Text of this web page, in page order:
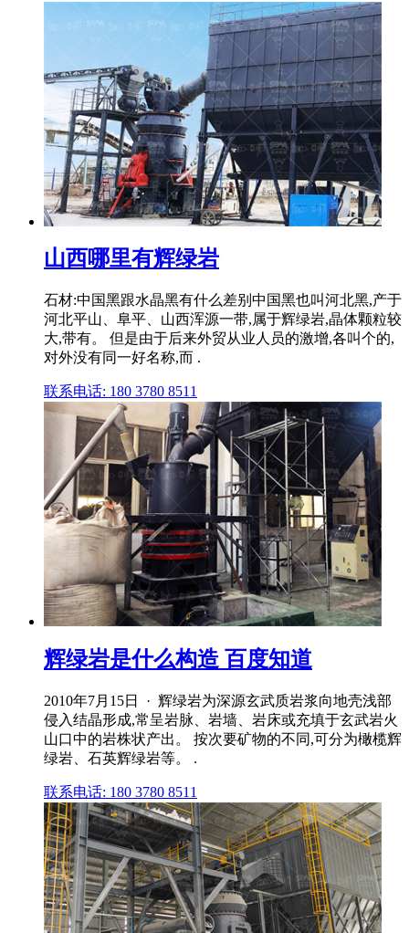
山西哪里有辉绿岩
石材:中国黑跟水晶黑有什么差别中国黑也叫河北黑,产于
河北平山、阜平、山西浑源一带,属于辉绿岩,晶体颗粒较
大,带有。 但是由于后来外贸从业人员的激增,各叫个的,
对外没有同一好名称,而 .
联系电话: 180 3780 8511
辉绿岩是什么构造 百度知道
2010年7月15日 · 辉绿岩为深源玄武质岩浆向地壳浅部
侵入结晶形成,常呈岩脉、岩墙、岩床或充填于玄武岩火
山口中的岩株状产出。 按次要矿物的不同,可分为橄榄辉
绿岩、石英辉绿岩等。 .
联系电话: 180 3780 8511